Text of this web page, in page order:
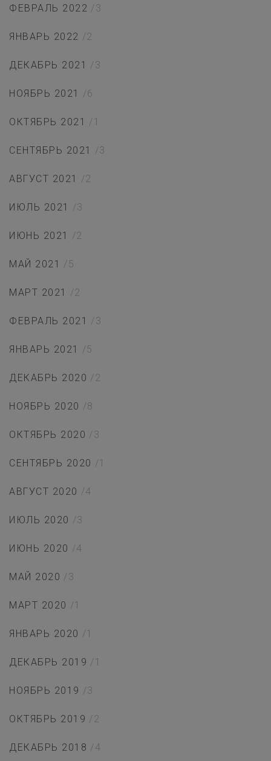
ФЕВРАЛЬ 2022 /3
ЯНВАРЬ 2022 /2
ДЕКАБРЬ 2021 /3
НОЯБРЬ 2021 /6
ОКТЯБРЬ 2021 /1
СЕНТЯБРЬ 2021 /3
АВГУСТ 2021 /2
ИЮЛЬ 2021 /3
ИЮНЬ 2021 /2
МАЙ 2021 /5
МАРТ 2021 /2
ФЕВРАЛЬ 2021 /3
ЯНВАРЬ 2021 /5
ДЕКАБРЬ 2020 /2
НОЯБРЬ 2020 /8
ОКТЯБРЬ 2020 /3
СЕНТЯБРЬ 2020 /1
АВГУСТ 2020 /4
ИЮЛЬ 2020 /3
ИЮНЬ 2020 /4
МАЙ 2020 /3
МАРТ 2020 /1
ЯНВАРЬ 2020 /1
ДЕКАБРЬ 2019 /1
НОЯБРЬ 2019 /3
ОКТЯБРЬ 2019 /2
ДЕКАБРЬ 2018 /4